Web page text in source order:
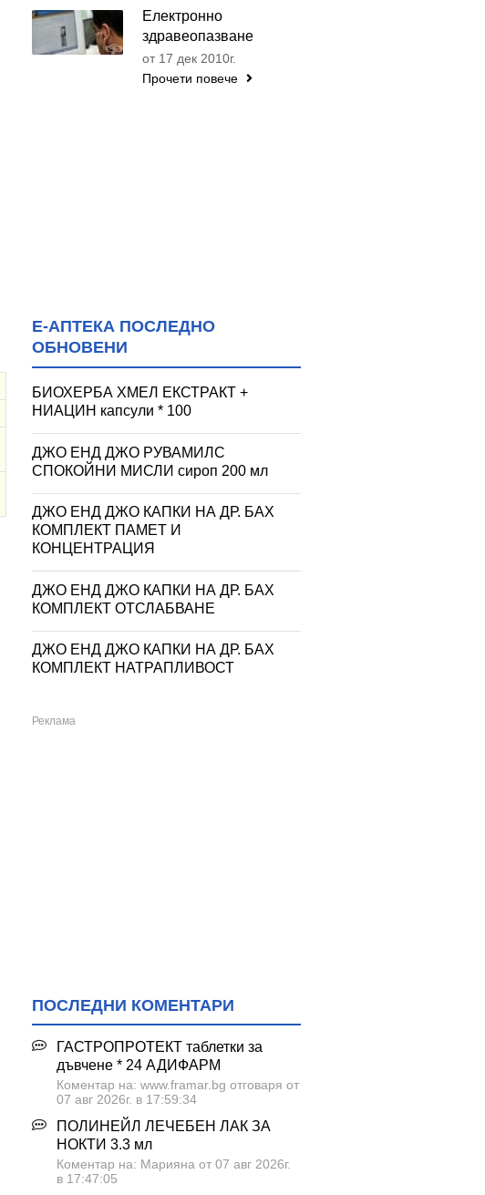
Електронно
здравеопазване
от 17 дек 2010г.
Прочети повече
Е-АПТЕКА ПОСЛЕДНО
ОБНОВЕНИ
БИОХЕРБА ХМЕЛ ЕКСТРАКТ +
НИАЦИН капсули * 100
ДЖО ЕНД ДЖО РУВАМИЛС
СПОКОЙНИ МИСЛИ сироп 200 мл
ДЖО ЕНД ДЖО КАПКИ НА ДР. БАХ
КОМПЛЕКТ ПАМЕТ И
КОНЦЕНТРАЦИЯ
ДЖО ЕНД ДЖО КАПКИ НА ДР. БАХ
КОМПЛЕКТ ОТСЛАБВАНЕ
ДЖО ЕНД ДЖО КАПКИ НА ДР. БАХ
КОМПЛЕКТ НАТРАПЛИВОСТ
ПОСЛЕДНИ КОМЕНТАРИ
ГАСТРОПРОТЕКТ таблетки за
дъвчене * 24 АДИФАРМ
Коментар на: www.framar.bg отговаря от
07 авг 2026г. в 17:59:34
ПОЛИНЕЙЛ ЛЕЧЕБЕН ЛАК ЗА
НОКТИ 3.3 мл
Коментар на: Марияна от 07 авг 2026г.
в 17:47:05